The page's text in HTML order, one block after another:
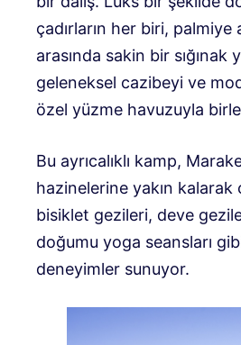
çadırların her biri, palmiye
arasında sakin bir sığınak
geleneksel cazibeyi ve
özel yüzme havuzuyla
Bu ayrıcalıklı kamp,
hazinelerine yakın
bisiklet gezileri, deve
doğumu yoga seansları
deneyimler sunuyor.